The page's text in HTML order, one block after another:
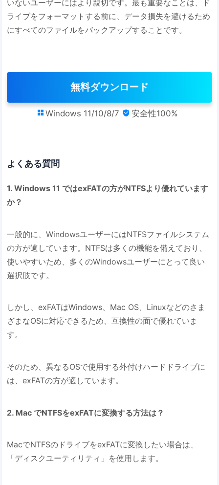
いないユーザーにはより親切です。最も重要なことは、ド
ライブをフォーマットする前に、データ損失を避けるため
にすべてのファイルをバックアップすることです。
無料ダウンロード
 Windows 11/10/8/7  安全性100%
よくある質問
1. Windows 11 ではexFATの方がNTFSより優れています
か？
一般的に、WindowsユーザーにはNTFSファイルシステム
の方が適しています。NTFSは多くの機能を備えており、
使いやすいため、多くのWindowsユーザーにとって良い
選択肢です。
しかし、exFATはWindows、Mac OS、Linuxなどのさま
ざまなOSに対応できるため、互換性の面で優れていま
す。
そのため、異なるOSで使用する外付けハードドライブに
は、exFATの方が適しています。
2. Mac でNTFSをexFATに変換する方法は？
MacでNTFSのドライブをexFATに変換したい場合は、
「ディスクユーティリティ」を使用します。